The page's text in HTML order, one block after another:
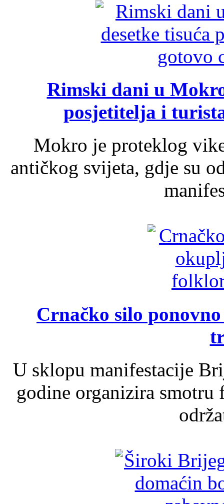
Rimski dani u
posjetitelja i
Mokro je proteklog
antičkog svijeta, gdje su
Crnačko silo
U sklopu manifestacije
godine organizira